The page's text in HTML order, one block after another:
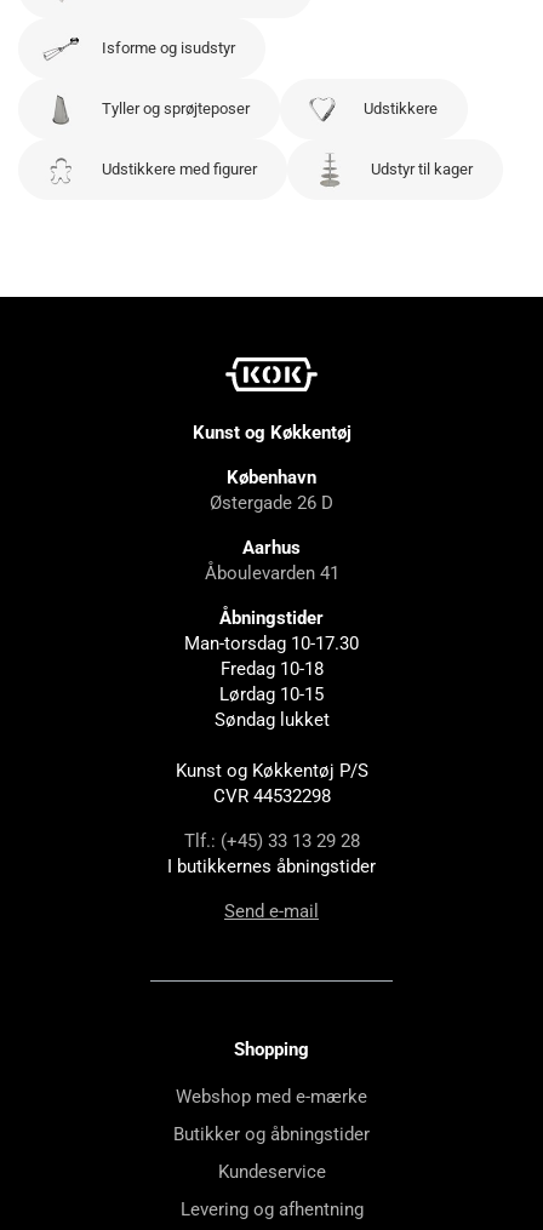
Isforme og isudstyr
Tyller og sprøjteposer Udstikkere
Udstikkere med figurer Udstyr til kager
Kunst og Køkkentøj
København
Østergade 26 D
Aarhus
Åboulevarden 41
Åbningstider
Man-torsdag 10-17.30
Fredag 10-18
Lørdag 10-15
Søndag lukket
Kunst og Køkkentøj P/S
CVR 44532298
Tlf.: (+45) 33 13 29 28
I butikkernes åbningstider
Send e-mail
Shopping
Webshop med e-mærke
Butikker og åbningstider
Kundeservice
Levering og afhentning